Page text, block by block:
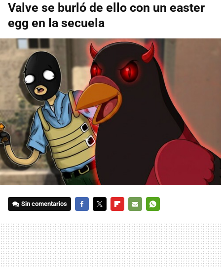
Valve se burló de ello con un easter
egg en la secuela
Sin comentarios
MAIL